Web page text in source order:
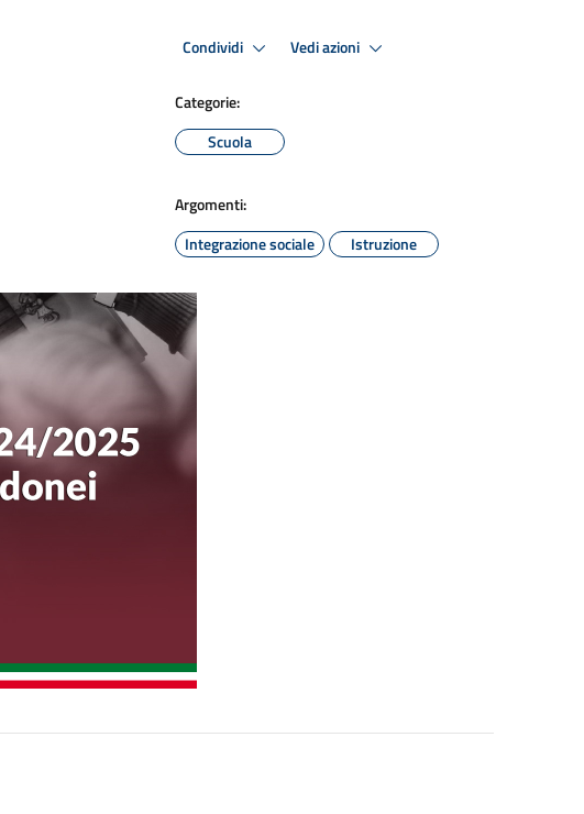
Condividi Vedi azioni
Categorie:
Scuola
Argomenti:
Integrazione sociale
Istruzione